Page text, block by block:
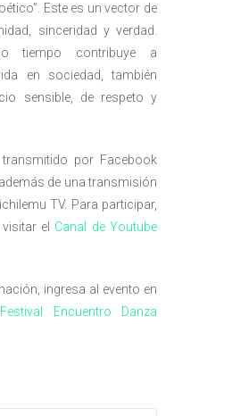
Este es un vector de
sinceridad y verdad.
tiempo contribuye a
en sociedad, también
sensible, de respeto y
por Facebook
además de una transmisión
TV. Para participar,
el Canal de Youtube
ingresa al evento en
Encuentro Danza